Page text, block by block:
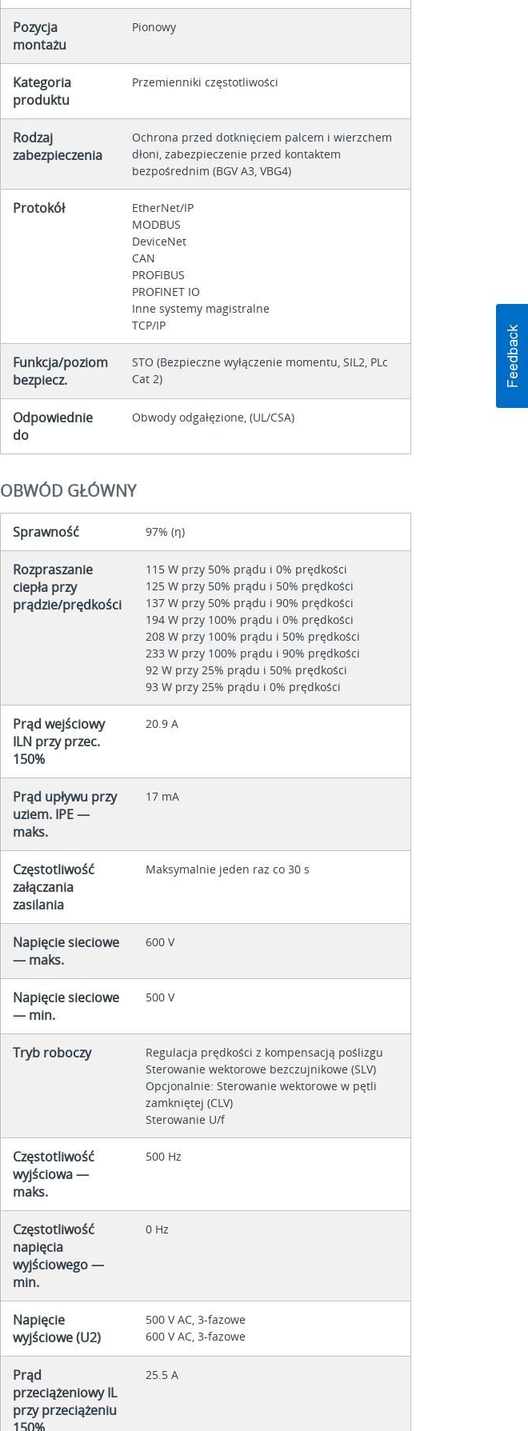
Pozycja
montażu
Pionowy
Kategoria
produktu
Przemienniki częstotliwości
Rodzaj
zabezpieczenia
Ochrona przed dotknięciem palcem i wierzchem
dłoni, zabezpieczenie przed kontaktem
bezpośrednim (BGV A3, VBG4)
Protokół
EtherNet/IP
MODBUS
DeviceNet
CAN
PROFIBUS
PROFINET IO
Inne systemy magistralne
TCP/IP
Funkcja/poziom
bezpiecz.
STO (Bezpieczne wyłączenie momentu, SIL2, PLc
Cat 2)
Odpowiednie
do
Obwody odgałęzione, (UL/CSA)
OBWÓD GŁÓWNY
Sprawność 97% (η)
Rozpraszanie
ciepła przy
prądzie/prędkości
115 W przy 50% prądu i 0% prędkości
125 W przy 50% prądu i 50% prędkości
137 W przy 50% prądu i 90% prędkości
194 W przy 100% prądu i 0% prędkości
208 W przy 100% prądu i 50% prędkości
233 W przy 100% prądu i 90% prędkości
92 W przy 25% prądu i 50% prędkości
93 W przy 25% prądu i 0% prędkości
Prąd wejściowy
ILN przy przec.
150%
20.9 A
Prąd upływu przy
uziem. IPE —
maks.
17 mA
Częstotliwość
załączania
zasilania
Maksymalnie jeden raz co 30 s
Napięcie sieciowe
— maks.
600 V
Napięcie sieciowe
— min.
500 V
Tryb roboczy
Regulacja prędkości z kompensacją poślizgu
Sterowanie wektorowe bezczujnikowe (SLV)
Opcjonalnie: Sterowanie wektorowe w pętli
zamkniętej (CLV)
Sterowanie U/f
Częstotliwość
wyjściowa —
maks.
500 Hz
Częstotliwość
napięcia
wyjściowego —
min.
0 Hz
Napięcie
wyjściowe (U2)
500 V AC, 3-fazowe
600 V AC, 3-fazowe
Prąd
przeciążeniowy IL
przy przeciążeniu
25.5 A